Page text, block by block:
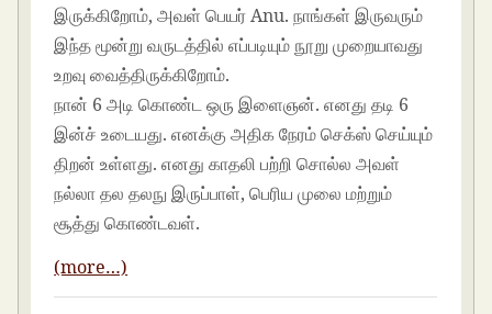
இருக்கிறோம், அவள் பெயர் Anu. நாங்கள் இருவரும்
இந்த மூன்று வருடத்தில் எப்படியும் நூறு முறையாவது
உறவு வைத்திருக்கிறோம்.
நான் 6 அடி கொண்ட ஒரு இளைஞன். எனது தடி 6
இன்ச் உடையது. எனக்கு அதிக நேரம் செக்ஸ் செய்யும்
திறன் உள்ளது. எனது காதலி பற்றி சொல்ல அவள்
நல்லா தல தலநு இருப்பாள், பெரிய முலை மற்றும்
சூத்து கொண்டவள்.
(more…)